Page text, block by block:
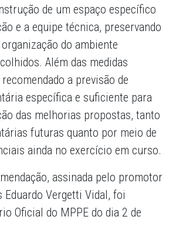
de um espaço específico
e a equipe técnica, preservando
do ambiente
Além das medidas
a previsão de
específica e suficiente para
das melhorias propostas, tanto
futuras quanto por meio de
ainda no exercício em curso.
assinada pelo promotor
Vergetti Vidal, foi
Oficial do MPPE do dia 2 de